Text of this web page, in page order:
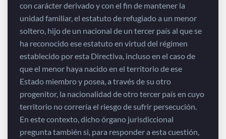
con carácter derivado y con el fin de mantener la
unidad familiar, el estatuto de refugiado a un menor
soltero, hijo de un nacional de un tercer país al que se
ha reconocido ese estatuto en virtud del régimen
establecido por esta Directiva, incluso en el caso de
que el menor haya nacido en el territorio de ese
Estado miembro y posea, a través de su otro
progenitor, la nacionalidad de otro tercer país en cuyo
territorio no correría el riesgo de sufrir persecución.
En este contexto, dicho órgano jurisdiccional
pregunta también si, para responder a esta cuestión,